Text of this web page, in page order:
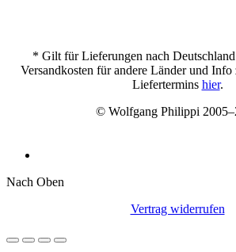
* Gilt für Lieferungen nach
Versandkosten für andere Länder und Info
Liefertermins hier.
© Wolfgang Philippi
Nach Oben
Vertrag widerrufen